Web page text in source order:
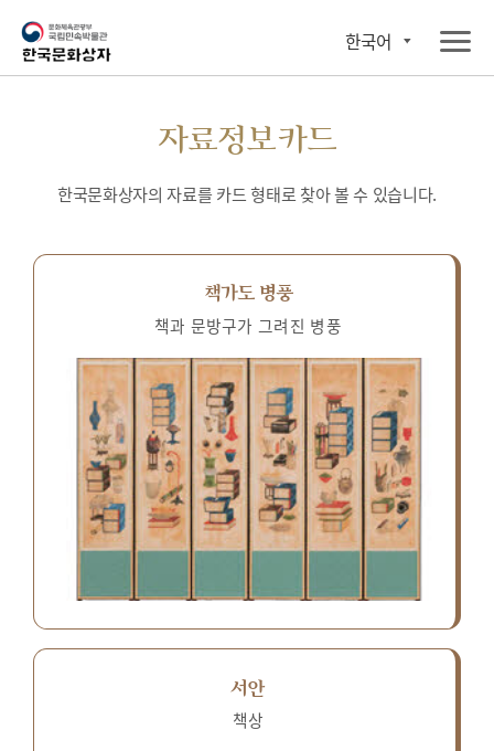
한국어
자료정보카드
한국문화상자의 자료를 카드 형태로 찾아 볼 수 있습니다.
책가도 병풍
책과 문방구가 그려진 병풍
서안
책상